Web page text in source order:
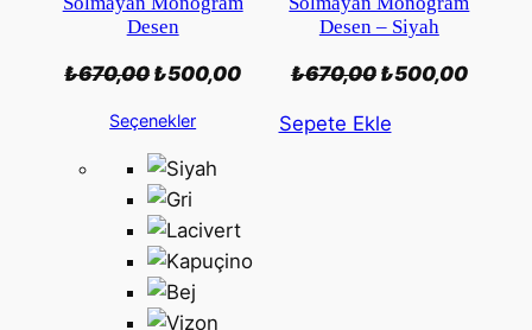
Desen
₺670,00Orijinal
₺670,00.
₺500,00Şu
fiyat:
Seçenekler
Desen – Siyah
₺670,00 Orijinal
₺670,00.
₺500,00Şu
Sepete Ekle